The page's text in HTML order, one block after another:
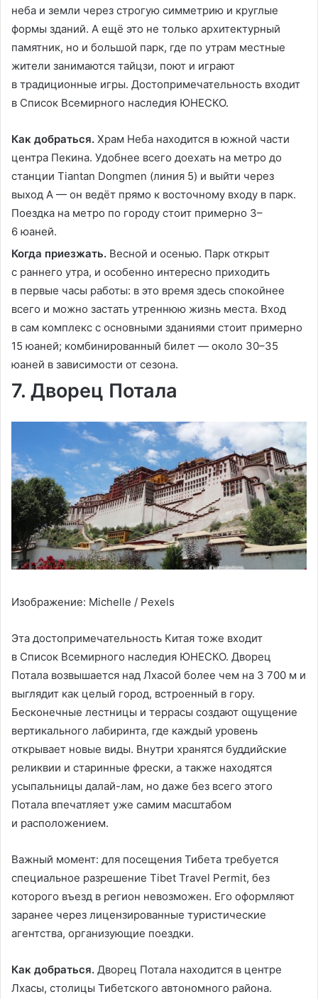
неба и земли через строгую симметрию и круглые
формы зданий. А ещё это не только архитектурный
памятник, но и большой парк, где по утрам местные
жители занимаются тайцзи, поют и играют
в традиционные игры. Достопримечательность входит
в Список Всемирного наследия ЮНЕСКО.
Как добраться. Храм Неба находится в южной части
центра Пекина. Удобнее всего доехать на метро до
станции Tiantan Dongmen (линия 5) и выйти через
выход A — он ведёт прямо к восточному входу в парк.
Поездка на метро по городу стоит примерно 3–
6 юаней.
Когда приезжать. Весной и осенью. Парк открыт
с раннего утра, и особенно интересно приходить
в первые часы работы: в это время здесь спокойнее
всего и можно застать утреннюю жизнь места. Вход
в сам комплекс с основными зданиями стоит примерно
15 юаней; комбинированный билет — около 30–35
юаней в зависимости от сезона.
7. Дворец Потала
Изображение: Michelle / Pexels
Эта достопримечательность Китая тоже входит
в Список Всемирного наследия ЮНЕСКО. Дворец
Потала возвышается над Лхасой более чем на 3 700 м и
выглядит как целый город, встроенный в гору.
Бесконечные лестницы и террасы создают ощущение
вертикального лабиринта, где каждый уровень
открывает новые виды. Внутри хранятся буддийские
реликвии и старинные фрески, а также находятся
усыпальницы далай-лам, но даже без всего этого
Потала впечатляет уже самим масштабом
и расположением.
Важный момент: для посещения Тибета требуется
специальное разрешение Tibet Travel Permit, без
которого въезд в регион невозможен. Его оформляют
заранее через лицензированные туристические
агентства, организующие поездки.
Как добраться. Дворец Потала находится в центре
Лхасы, столицы Тибетского автономного района.